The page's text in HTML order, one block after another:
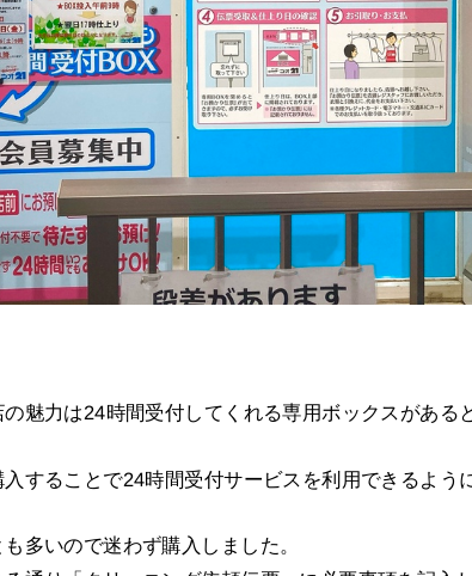
魅力は24時間受付してくれる専用ボックスがある
することで24時間受付サービスを利用できるよう
多いので迷わず購入しました。